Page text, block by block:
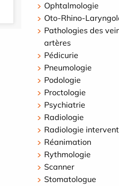
Ophtalmologie
Oto-Rhino-
Pathologies des
artères
Pédicurie
Pneumologie
Podologie
Proctologie
Psychiatrie
Radiologie
Radiologie
Réanimation
Rythmologie
Scanner
Stomatologue